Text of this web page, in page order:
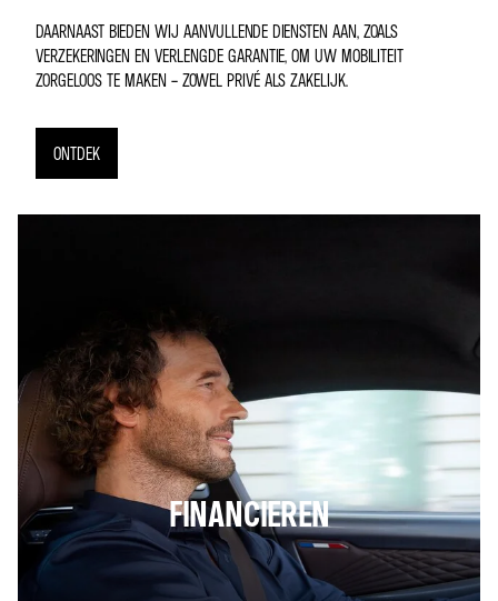
DAARNAAST BIEDEN WIJ AANVULLENDE DIENSTEN AAN, ZOALS
VERZEKERINGEN EN VERLENGDE GARANTIE, OM UW MOBILITEIT
ZORGELOOS TE MAKEN – ZOWEL PRIVÉ ALS ZAKELIJK.
ONTDEK
FINANCIEREN